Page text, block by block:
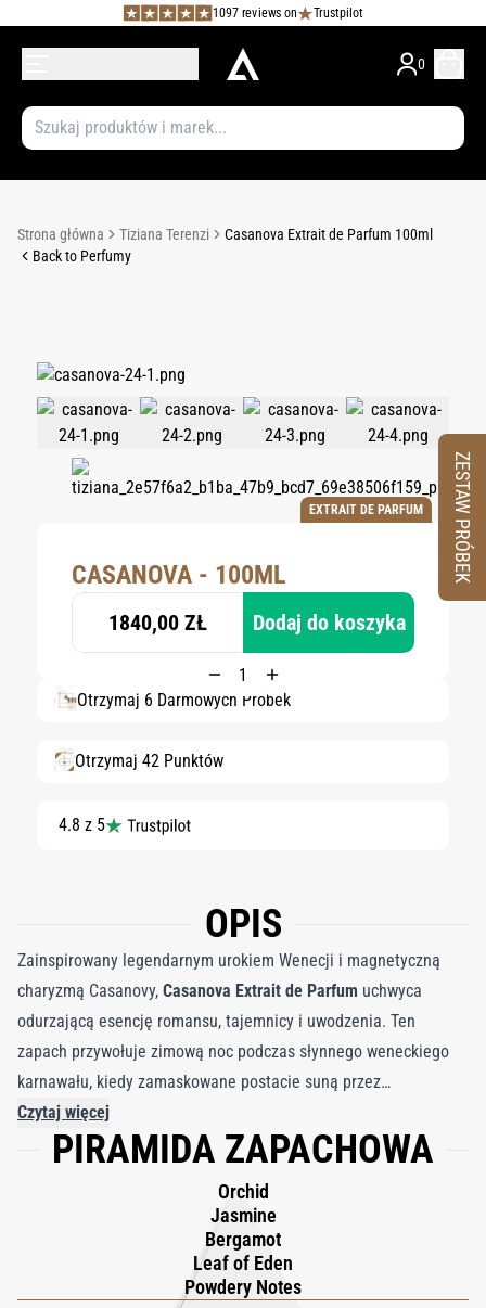
1097 reviews on Trustpilot
0
Strona główna Tiziana Terenzi
Casanova Extrait de Parfum 100ml
Back to Perfumy
EXTRAIT DE PARFUM
CASANOVA - 100ML
1840,00 ZŁ Dodaj do koszyka
Otrzymaj 6 Darmowych Próbek
Otrzymaj 42 Punktów
4.8 z 5
OPIS
Zainspirowany legendarnym urokiem Wenecji i magnetyczną
charyzmą Casanovy, Casanova Extrait de Parfum uchwyca
odurzającą esencję romansu, tajemnicy i uwodzenia. Ten
zapach przywołuje zimową noc podczas słynnego weneckiego
karnawału, kiedy zamaskowane postacie suną przez
rozświetlone blaskiem świec uliczki Miasta Dożów,
pozostawiając w powietrzu zmysłowy ślad. Kompozycja otwiera
się z cytrusową świeżością bergamotki, złagodzoną pudrową
nutą i tajemniczym akcentem Liścia Edenu. Ta świetlista
introdukcja przechodzi w ogniste i intrygujące serce —
afrodyzyjne głębie ambry spotykają się z egzotycznym ciepłem
Czytaj więcej
PIRAMIDA ZAPACHOWA
Orchid
Jasmine
Bergamot
Leaf of Eden
Powdery Notes
ZESTAW PRÓBEK